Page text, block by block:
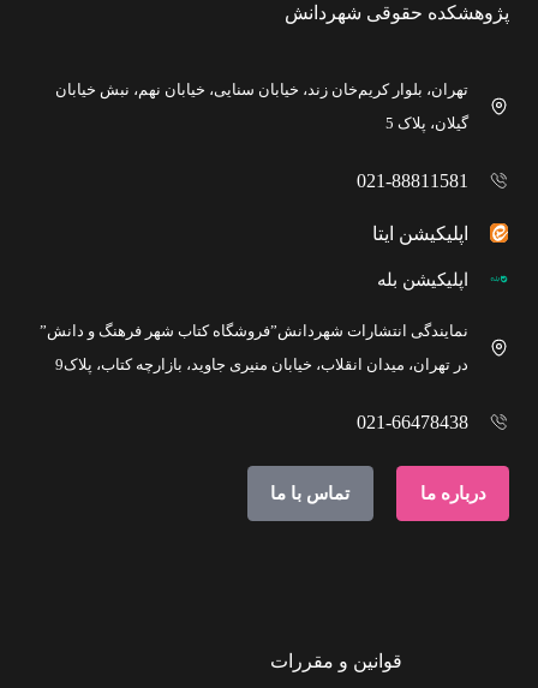
پژوهشکده حقوقی شهردانش
تهران، بلوار کریم‌خان زند، خیابان سنایی، خیابان نهم، نبش خیابان
گیلان، پلاک 5
021-88811581
اپلیکیشن ایتا
اپلیکیشن بله
نمایندگی انتشارات شهردانش”فروشگاه کتاب شهر فرهنگ و دانش”
در تهران، میدان انقلاب، خیابان منیری جاوید، بازارچه کتاب، پلاک9
021-66478438
درباره ما تماس با ما
قوانین و مقررات